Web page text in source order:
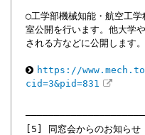
◯工学部機械知能・航空工
室公開を行います。他大学
される方などに公開します。
https://
cid=3&pid=831
[5] 同窓会からのお知らせ